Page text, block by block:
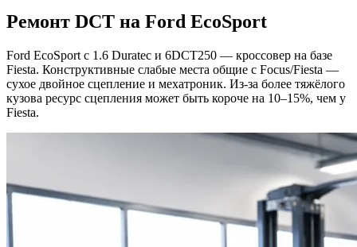
Ремонт DCT на Ford EcoSport
Ford EcoSport с 1.6 Duratec и 6DCT250 — кроссовер на базе
Fiesta. Конструктивные слабые места общие с Focus/Fiesta —
сухое двойное сцепление и мехатроник. Из-за более тяжёлого
кузова ресурс сцепления может быть короче на 10–15%, чем у
Fiesta.